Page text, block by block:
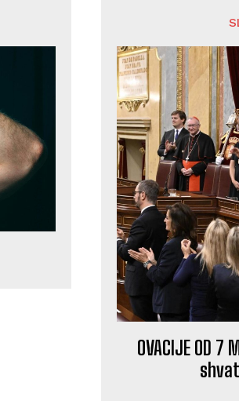
OVACIJE OD